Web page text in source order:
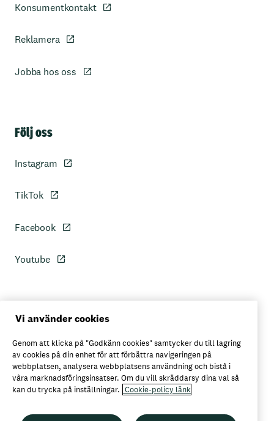
Konsumentkontakt
Reklamera
Jobba hos oss
Följ oss
Instagram
TikTok
Facebook
Youtube
Personuppgiftspolicy
Axfoods integritetspolicy
Här kan du köpa Garant
Vi använder cookies
Genom att klicka på "Godkänn cookies" samtycker du till lagring
av cookies på din enhet för att förbättra navigeringen på
webbplatsen, analysera webbplatsens användning och bistå i
våra marknadsföringsinsatser. Om du vill skräddarsy dina val så
kan du trycka på inställningar. Cookie-policy länk